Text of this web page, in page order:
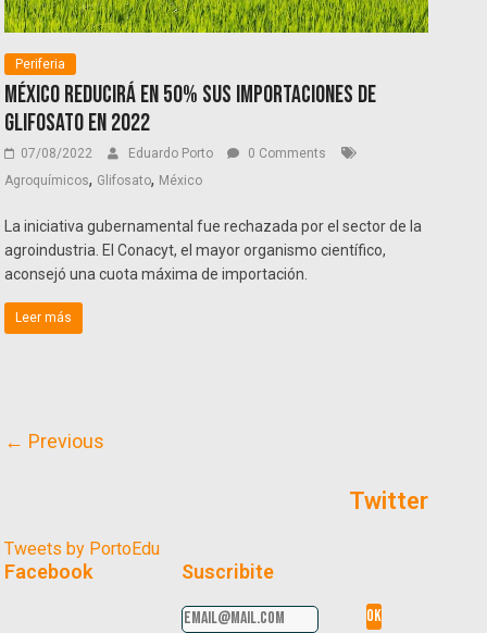
Periferia
México reducirá en 50% sus importaciones de
glifosato en 2022
07/08/2022 Eduardo Porto
0 Comments
Agroquímicos, Glifosato, México
La iniciativa gubernamental fue rechazada por el sector de la
agroindustria. El Conacyt, el mayor organismo científico,
aconsejó una cuota máxima de importación.
Leer más
← Previous
Twitter
Tweets by PortoEdu
Facebook Suscribite